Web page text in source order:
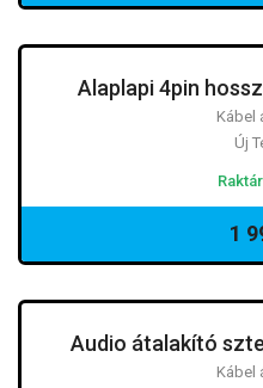
Alaplapi 4pin
Kábel
Új
1
Audio átalakító
Kábel